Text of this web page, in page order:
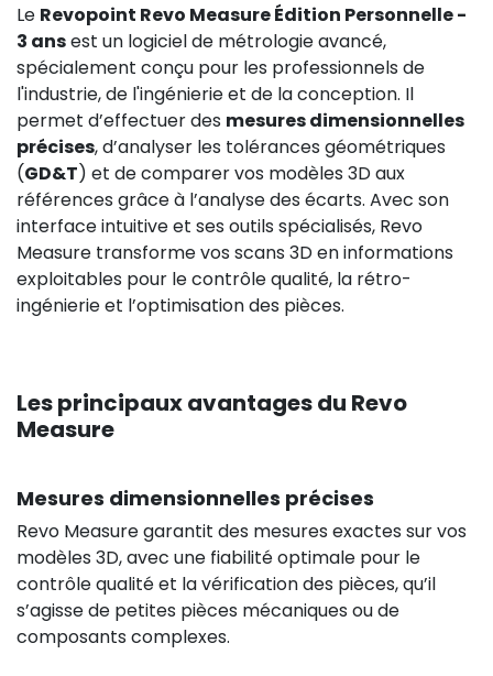
Le Revopoint Revo Measure Édition Personnelle -
3 ansest un logiciel de métrologie avancé,
spécialement conçu pour les professionnels de
l'industrie, de l'ingénierie et de la conception. Il
permet d’effectuer des mesures dimensionnelles
précises, d’analyser les tolérances géométriques
(GD&T) et de comparer vos modèles 3D aux
références grâce à l’analyse des écarts. Avec son
interface intuitive et ses outils spécialisés, Revo
Measure transforme vos scans 3D en informations
exploitables pour le contrôle qualité, la rétro-
ingénierie et l’optimisation des pièces.
Les principaux avantages du Revo
Measure
Mesures dimensionnelles précises
Revo Measure garantit des mesures exactes sur vos
modèles 3D, avec une fiabilité optimale pour le
contrôle qualité et la vérification des pièces, qu’il
s’agisse de petites pièces mécaniques ou de
composants complexes.